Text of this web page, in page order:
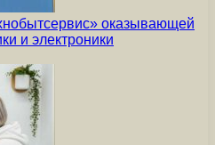
оказывающей
и электроники